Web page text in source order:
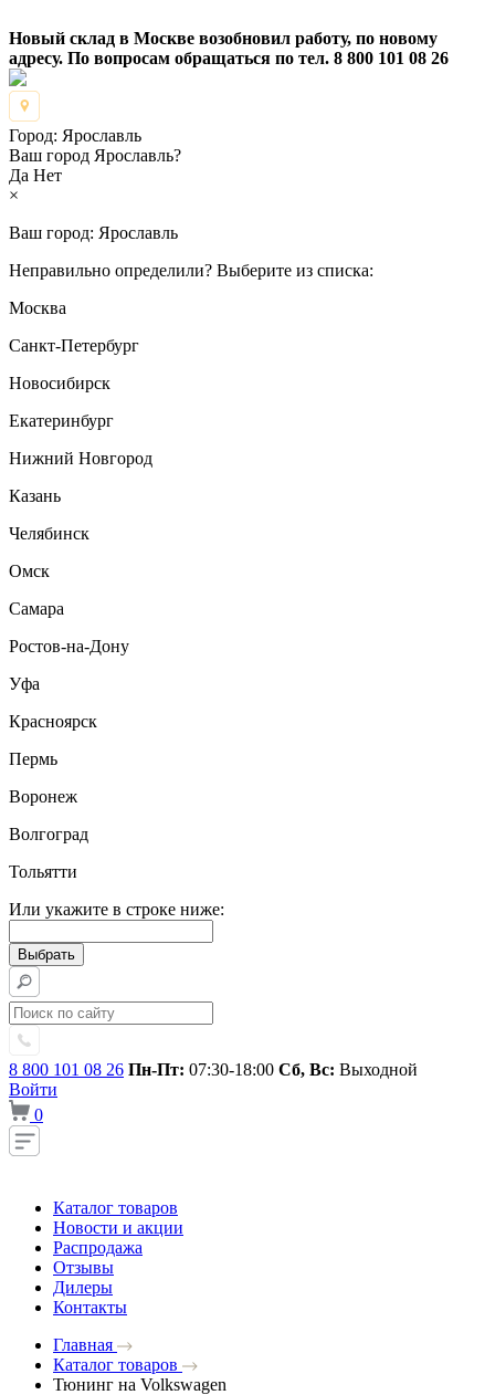
Новый склад в Москве возобновил работу, по новому
адресу. По вопросам обращаться по тел. 8 800 101 08 26
Город: Ярославль
Ваш город Ярославль?
Да Нет
×
Ваш город: Ярославль
Неправильно определили? Выберите из списка:
Москва
Санкт-Петербург
Новосибирск
Екатеринбург
Нижний Новгород
Казань
Челябинск
Омск
Самара
Ростов-на-Дону
Уфа
Красноярск
Пермь
Воронеж
Волгоград
Тольятти
Или укажите в строке ниже:
8 800 101 08 26 Пн-Пт: 07:30-18:00 Сб, Вс: Выходной
Войти
0
Каталог товаров
Новости и акции
Распродажа
Отзывы
Дилеры
Контакты
Главная
Каталог товаров
Тюнинг на Volkswagen